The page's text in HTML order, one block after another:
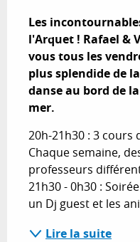
Les
l'Arquet ! Rafael &
vous tous les
plus splendide de
danse au bord de
mer.
20h-21h30 : 3 cours
Chaque semaine,
professeurs
21h30 - 0h30 :
un Dj guest et les
Lire la suite